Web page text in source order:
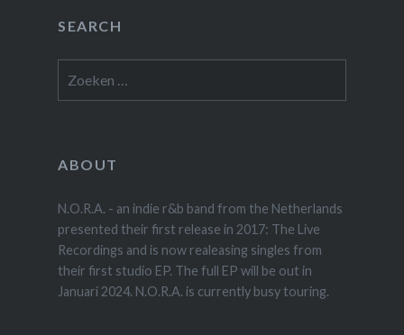
SEARCH
naar:
ABOUT
N.O.R.A. - an indie r&b band from the Netherlands
presented their first release in 2017: The Live
Recordings and is now realeasing singles from
their first studio EP. The full EP will be out in
Januari 2024. N.O.R.A. is currently busy touring.